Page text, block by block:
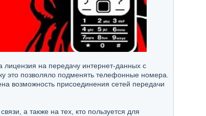
лицензия на передачу интернет-данных с
это позволяло подменять телефонные номера.
возможность присоединения сетей передачи
а также на тех, кто пользуется для